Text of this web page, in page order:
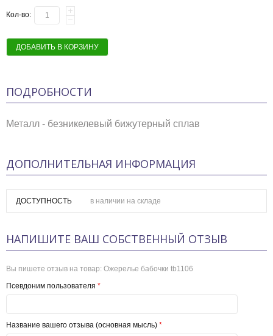
Кол-во:
ДОБАВИТЬ В КОРЗИНУ
ПОДРОБНОСТИ
Металл - безникелевый бижутерный сплав
ДОПОЛНИТЕЛЬНАЯ ИНФОРМАЦИЯ
ДОСТУПНОСТЬ в наличии на складе
НАПИШИТЕ ВАШ СОБСТВЕННЫЙ ОТЗЫВ
Вы пишете отзыв на товар: Ожерелье бабочки tb1106
*
Псевдоним пользователя
*
Название вашего отзыва (основная мысль)